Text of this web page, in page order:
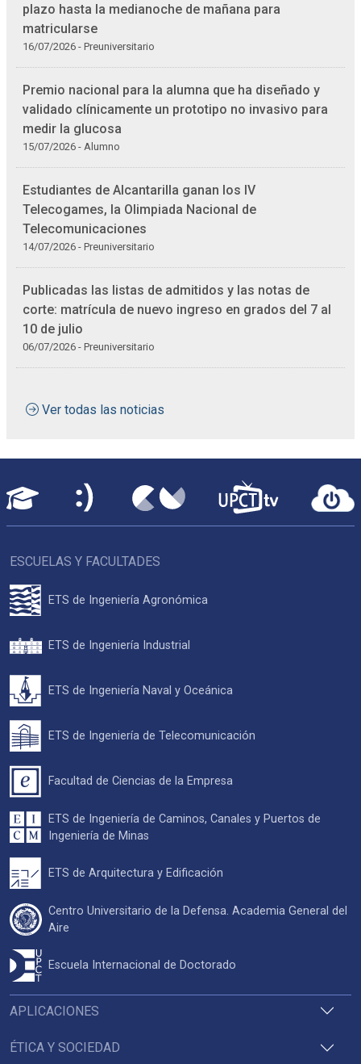
plazo hasta la medianoche de mañana para
matricularse
16/07/2026 - Preuniversitario
Premio nacional para la alumna que ha diseñado y
validado clínicamente un prototipo no invasivo para
medir la glucosa
15/07/2026 - Alumno
Estudiantes de Alcantarilla ganan los IV
Telecogames, la Olimpiada Nacional de
Telecomunicaciones
14/07/2026 - Preuniversitario
Publicadas las listas de admitidos y las notas de
corte: matrícula de nuevo ingreso en grados del 7 al
10 de julio
06/07/2026 - Preuniversitario
Ver todas las noticias
APLICACIONES
ÉTICA Y SOCIEDAD
ESCUELAS Y FACULTADES
ETS de Ingeniería Agronómica
ETS de Ingeniería Industrial
ETS de Ingeniería Naval y Oceánica
ETS de Ingeniería de Telecomunicación
Facultad de Ciencias de la Empresa
ETS de Ingeniería de Caminos, Canales y Puertos de
Ingeniería de Minas
ETS de Arquitectura y Edificación
Centro Universitario de la Defensa. Academia General del
Aire
Escuela Internacional de Doctorado